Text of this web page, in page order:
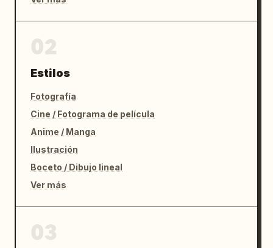
Estilos
Fotografía
Cine / Fotograma de película
Anime / Manga
Ilustración
Boceto / Dibujo lineal
Ver más